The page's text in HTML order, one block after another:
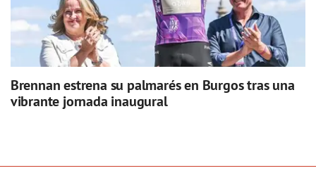
Brennan estrena su palmarés en Burgos tras una
vibrante jornada inaugural